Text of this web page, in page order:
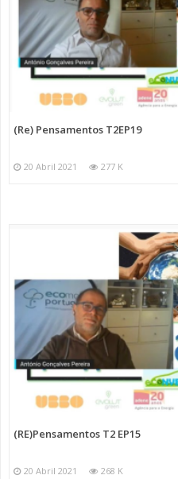
(Re) Pensamentos T2EP19
20 Abril 2021 277 K
(RE)Pensamentos T2 EP15
20 Abril 2021 268 K